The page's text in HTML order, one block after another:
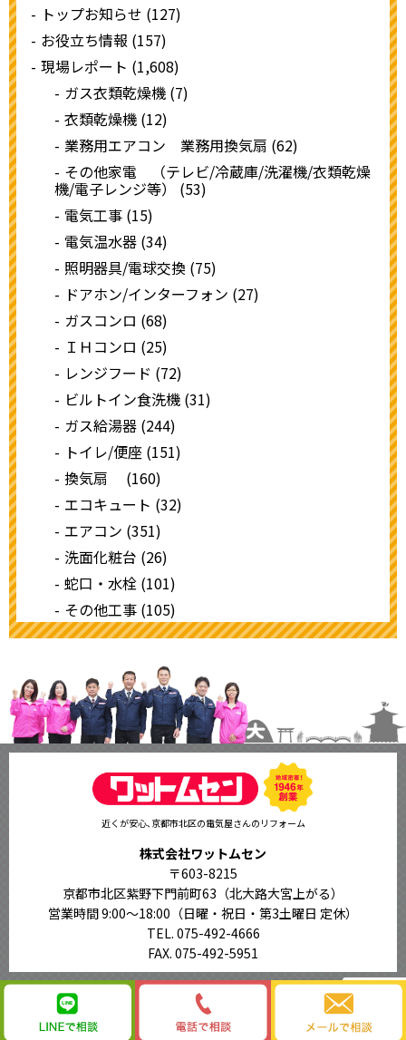
トップお知らせ (127)
お役立ち情報 (157)
現場レポート (1,608)
ガス衣類乾燥機 (7)
衣類乾燥機 (12)
業務用エアコン 業務用換気扇 (62)
その他家電 （テレビ/冷蔵庫/洗濯機/衣類乾燥
機/電子レンジ等） (53)
電気工事 (15)
電気温水器 (34)
照明器具/電球交換 (75)
ドアホン/インターフォン (27)
ガスコンロ (68)
ＩＨコンロ (25)
レンジフード (72)
ビルトイン食洗機 (31)
ガス給湯器 (244)
トイレ/便座 (151)
換気扇 (160)
エコキュート (32)
エアコン (351)
洗面化粧台 (26)
蛇口・水栓 (101)
その他工事 (105)
近くが安心､京都市北区の電気屋さんのリフォーム
株式会社ワットムセン
〒603-8215
京都市北区紫野下門前町63（北大路大宮上がる）
営業時間 9:00〜18:00 （日曜・祝日・第3土曜日 定休）
TEL. 075-492-4666
FAX. 075-492-5951